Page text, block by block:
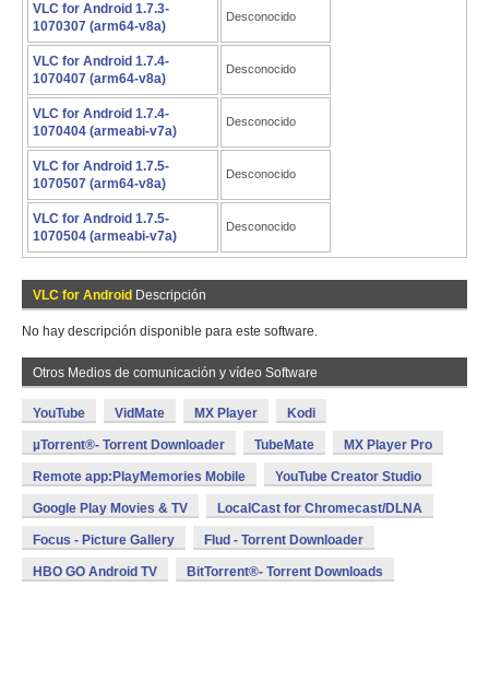
VLC for Android 1.7.3-
1070307 (arm64-v8a)
Desconocido
VLC for Android 1.7.4-
1070407 (arm64-v8a)
Desconocido
VLC for Android 1.7.4-
1070404 (armeabi-v7a)
Desconocido
VLC for Android 1.7.5-
1070507 (arm64-v8a)
Desconocido
VLC for Android 1.7.5-
1070504 (armeabi-v7a)
Desconocido
VLC for Android Descripción
No hay descripción disponible para este software.
Otros Medios de comunicación y vídeo Software
YouTube VidMate MX Player Kodi
µTorrent®- Torrent Downloader TubeMate MX Player Pro
Remote app:PlayMemories Mobile YouTube Creator Studio
Google Play Movies & TV LocalCast for Chromecast/DLNA
Focus - Picture Gallery Flud - Torrent Downloader
HBO GO Android TV BitTorrent®- Torrent Downloads